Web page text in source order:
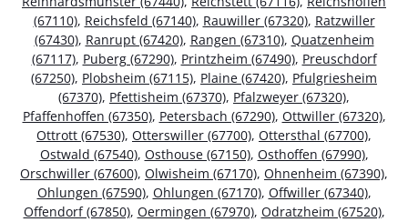
(67110), Reichsfeld (67140), Rauwiller (67320), Ratzwiller
(67430), Ranrupt (67420), Rangen (67310), Quatzenheim
(67117), Puberg (67290), Printzheim (67490), Preuschdorf
(67250), Plobsheim (67115), Plaine (67420), Pfulgriesheim
(67370), Pfettisheim (67370), Pfalzweyer (67320),
Pfaffenhoffen (67350), Petersbach (67290), Ottwiller (67320),
Ottrott (67530), Otterswiller (67700), Ottersthal (67700),
Ostwald (67540), Osthouse (67150), Osthoffen (67990),
Orschwiller (67600), Olwisheim (67170), Ohnenheim (67390),
Ohlungen (67590), Ohlungen (67170), Offwiller (67340),
Offendorf (67850), Oermingen (67970), Odratzheim (67520),